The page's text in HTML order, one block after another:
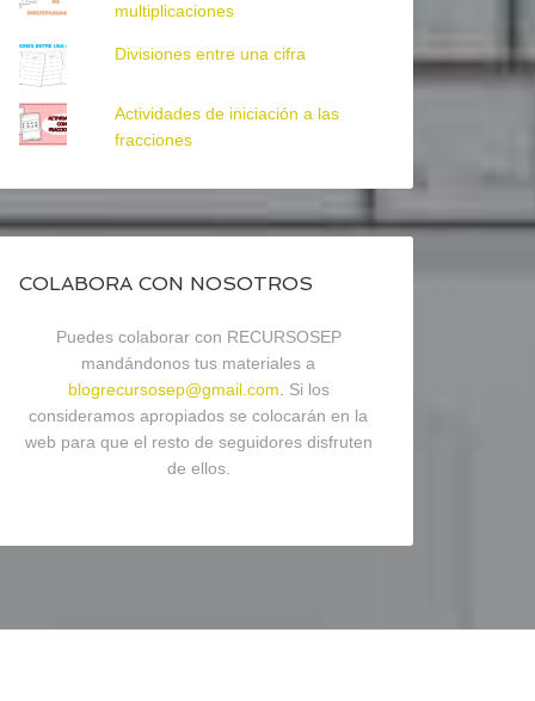
multiplicaciones
Divisiones entre una cifra
Actividades de iniciación a las
fracciones
COLABORA CON NOSOTROS
Puedes colaborar con RECURSOSEP
mandándonos tus materiales a
blogrecursosep@gmail.com . Si los
consideramos apropiados se colocarán en la
web para que el resto de seguidores disfruten
de ellos.